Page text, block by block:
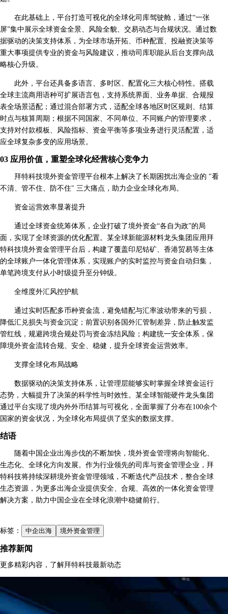
在此基础上，平台打造可视化的全球化司库驾驶舱，通过“一张
屏”集中展示全球资金全景、风险全貌、交易动态与合规状况。通过数
据驱动的决策支持体系，为全球市场开拓、币种配置、投融资决策等
重大事项提供专业的资金与风险建议，推动司库职能从后台支撑向战
略核心升级。
此外，平台还具备多语言、多时区、配置化三大核心特性。搭载
全球主流商用语种可扩展语言包，支持系统界面、业务单据、合规报
表全场景适配；通过混合部署方式，适配全球各地区时区规则、结算
时点与核算周期；根据不同国家、不同单位、不同账户的管理要求，
支持对付款模板、风险指标、资金平衡等多项业务进行灵活配置，适
应全球复杂多变的应用场景。
03 应用价值，重塑全球化经营核心竞争力
拜特科技境外资金管理平台根本上解决了长期困扰出海企业的 "看
不清、管不住、防不住" 三大痛点，助力企业全球化布局。
资金运营效率显著提升
通过全球资金统筹体系，企业打破了境外资金“各自为政”的局
面，实现了全球资源的优化配置。某全球新能源材料龙头集团应用拜
特科技境外资金管理平台后，构建了覆盖印尼钴矿、香港贸易等主体
的全球账户一体化管理体系，实现账户的实时监控与资金自动归集，
单笔跨境支付从小时级提升至分钟级。
全维度外汇风控护航
通过实时匹配多币种资金流，避免错配与汇率波动带来的亏损，
降低汇兑损失与资金沉淀；前置识别各国外汇管制差异，防止触发监
管红线，规避跨境合规处罚与资金冻结风险；构建统一安全体系，保
障境外资金流转合规、安全、稳健，提升全球资金运营效率。
支撑全球化布局战略
数据驱动的决策支持体系，让管理层能够实时掌握全球资金运行
态势，大幅提升了决策的科学性与时效性。某全球智能硬件龙头集团
通过平台实现了境内外外币结算与可视化，全面掌握了分布在100余个
国家的资金状况，为全球化布局提供了坚实的数据支撑。
结语
随着中国企业出海步伐的不断加快，境外资金管理将向智能化、
生态化、全球化方向发展。作为行业领先的司库与资金管理企业，拜
特科技将持续深耕境外资金管理领域，不断迭代产品技术，整合全球
生态资源，为更多出海企业提供安全、合规、高效的一体化资金管理
解决方案，助力中国企业在全球化浪潮中稳健前行。
标签： 中企出海 境外资金管理
推荐新闻
更多精彩内容，了解拜特科技最新动态